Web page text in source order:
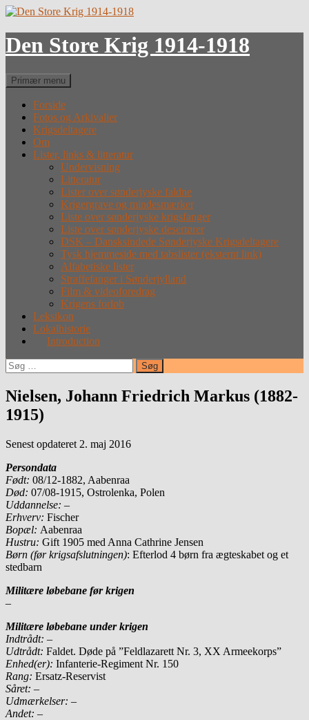
Hop
indhold
Den Store Krig 1914-1918
Søg
Primær menu
Forside
Fotos og Arkivalier
Krigsdeltagere
Om
Lister, links & litteratur
Undervisning
Litteratur
Lister over sønderjyske faldne
Krigergrave og mindesmærker
Liste over sønderjyske krigsfanger
Liste over sønderjyske desertører
DSK – Dansksindede Sønderjyske Krigsdeltagere
Tysk hjemmeside med tabslister (eksternt link)
Alfabetiske lister
Straffefanger i Sønderjylland
Film & videoforedrag
Krigens forløb
Leksikon
Lokalhistorie
Introduction
Søg
efter:
Nielsen, Johann Friedrich Markus (1882-
1915)
Senest opdateret 2. maj 2016
Persondata
Født: 08/12-1882, Aabenraa
Død: 07/08-1915, Ostrolenka, Polen
Uddannelse: –
Erhverv: Fischer
Bopæl: Aabenraa
Hustru: Gift 1905 med Anna Cathrine Jensen
Børn (før krigsafslutningen): Efterlod 4 børn fra ægteskabet og et
stedbarn
Militære løbebane før krigen
–
Militære løbebane under krigen
Indtrådt: –
Udtrådt: Faldet. Døde på ”Feldlazarett Nr. 3, XX Armeekorps”
Enhed(er): Infanterie-Regiment Nr. 150
Rang: Ersatz-Reservist
Såret: –
Udmærkelser: –
Andet: –